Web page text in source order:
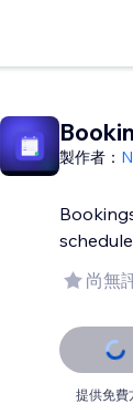
製作者：
尚無
提供免費